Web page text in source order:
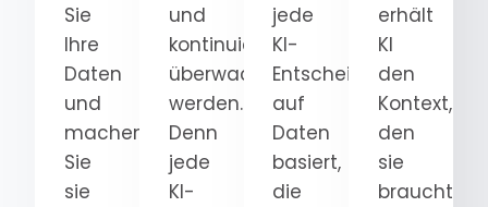
Sie
Ihre
Daten
und
machen
Sie
sie
und
kontinuierlich
überwacht
werden.
Denn
jede
KI-
jede
KI-
Entscheidung
auf
Daten
basiert,
die
erhält
KI
den
Kontext,
den
sie
braucht,